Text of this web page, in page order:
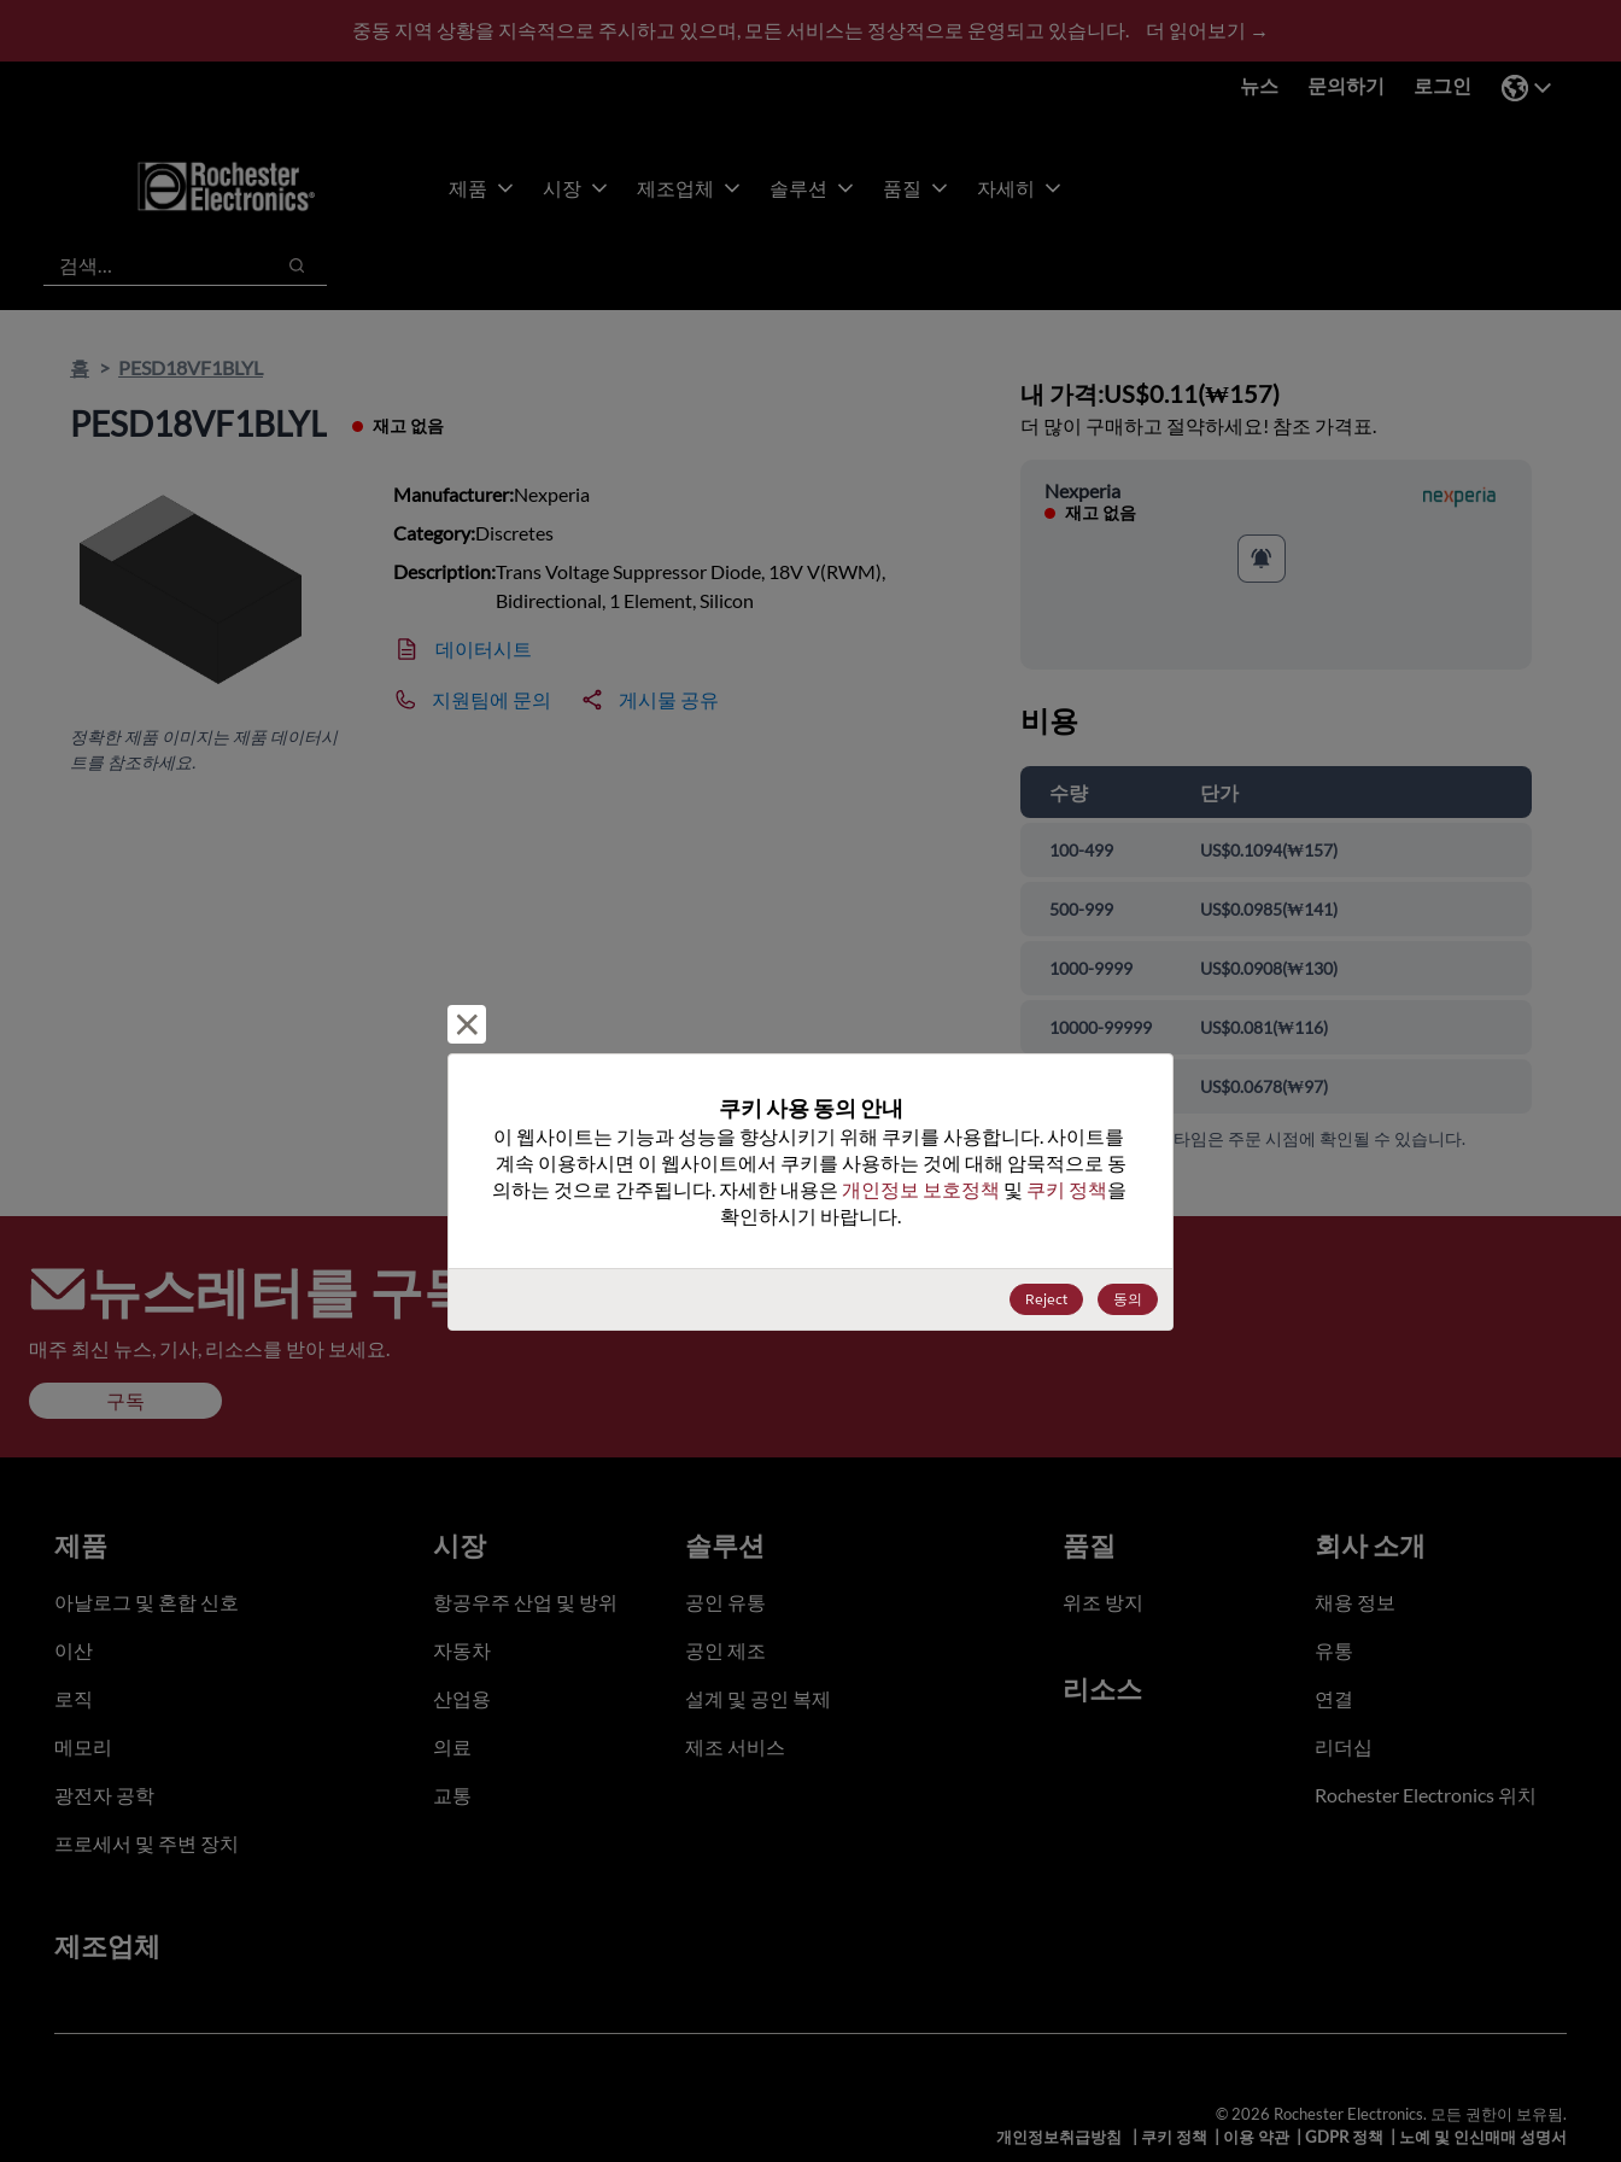
중동 지역 상황을 지속적으로 주시하고 있으며, 모든 서비스는 정상적으로 운영되고 있습니다. 더 읽어보기 →
뉴스 문의하기 로그인
제품 시장 제조업체 솔루션 품질 자세히
검색
검색
홈 PESD18VF1BLYL
PESD18VF1BLYL 재고 없음
정확한 제품 이미지는 제품 데이터시
트를 참조하세요.
Manufacturer:Nexperia
Category:Discretes
Description:Trans Voltage Suppressor Diode, 18V V(RWM),
Bidirectional, 1 Element, Silicon
데이터시트
지원팀에 문의 게시물 공유
내 가격:US$0.11(₩157)
더 많이 구매하고 절약하세요! 참조 가격표.
Nexperia
재고 없음
비용
수량 단가
100-499 US$0.1094(₩157)
500-999 US$0.0985(₩141)
1000-9999 US$0.0908(₩130)
10000-99999 US$0.081(₩116)
US$0.0678(₩97)
가격, 가용성 및 리드 타임은 주문 시점에 확인될 수 있습니다.
뉴스레터를 구독하세요
매주 최신 뉴스, 기사, 리소스를 받아 보세요.
구독
쿠키 사용 동의 안내
이 웹사이트는 기능과 성능을 향상시키기 위해 쿠키를 사용합니다. 사이트를
계속 이용하시면 이 웹사이트에서 쿠키를 사용하는 것에 대해 암묵적으로 동
의하는 것으로 간주됩니다. 자세한 내용은 개인정보 보호정책 및 쿠키 정책을
확인하시기 바랍니다.
Reject 동의
제품
아날로그 및 혼합 신호
이산
로직
메모리
광전자 공학
프로세서 및 주변 장치
시장
항공우주 산업 및 방위
자동차
산업용
의료
교통
솔루션
공인 유통
공인 제조
설계 및 공인 복제
제조 서비스
품질
위조 방지
리소스
회사 소개
채용 정보
유통
연결
리더십
Rochester Electronics 위치
제조업체
© 2026 Rochester Electronics. 모든 권한이 보유됨.
개인정보취급방침
쿠키 정책 이용 약관| GDPR 정책 노예 및 인신매매 성명서